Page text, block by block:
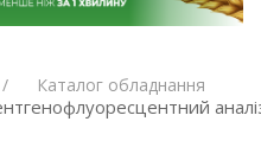
Каталог обладнання